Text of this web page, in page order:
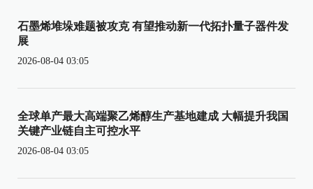
石墨烯堆垛难题被攻克 有望推动新一代拓扑量子器件发
展
2026-08-04 03:05
全球单产最大高端聚乙烯醇生产基地建成 大幅提升我国
关键产业链自主可控水平
2026-08-04 03:05